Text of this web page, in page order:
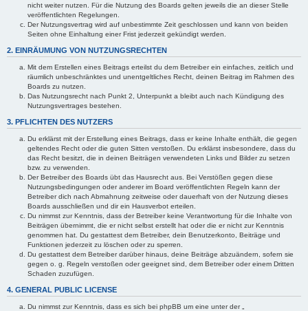
nicht weiter nutzen. Für die Nutzung des Boards gelten jeweils die an dieser Stelle
veröffentlichten Regelungen.
Der Nutzungsvertrag wird auf unbestimmte Zeit geschlossen und kann von beiden
Seiten ohne Einhaltung einer Frist jederzeit gekündigt werden.
2. EINRÄUMUNG VON NUTZUNGSRECHTEN
Mit dem Erstellen eines Beitrags erteilst du dem Betreiber ein einfaches, zeitlich und
räumlich unbeschränktes und unentgeltliches Recht, deinen Beitrag im Rahmen des
Boards zu nutzen.
Das Nutzungsrecht nach Punkt 2, Unterpunkt a bleibt auch nach Kündigung des
Nutzungsvertrages bestehen.
3. PFLICHTEN DES NUTZERS
Du erklärst mit der Erstellung eines Beitrags, dass er keine Inhalte enthält, die gegen
geltendes Recht oder die guten Sitten verstoßen. Du erklärst insbesondere, dass du
das Recht besitzt, die in deinen Beiträgen verwendeten Links und Bilder zu setzen
bzw. zu verwenden.
Der Betreiber des Boards übt das Hausrecht aus. Bei Verstößen gegen diese
Nutzungsbedingungen oder anderer im Board veröffentlichten Regeln kann der
Betreiber dich nach Abmahnung zeitweise oder dauerhaft von der Nutzung dieses
Boards ausschließen und dir ein Hausverbot erteilen.
Du nimmst zur Kenntnis, dass der Betreiber keine Verantwortung für die Inhalte von
Beiträgen übernimmt, die er nicht selbst erstellt hat oder die er nicht zur Kenntnis
genommen hat. Du gestattest dem Betreiber, dein Benutzerkonto, Beiträge und
Funktionen jederzeit zu löschen oder zu sperren.
Du gestattest dem Betreiber darüber hinaus, deine Beiträge abzuändern, sofern sie
gegen o. g. Regeln verstoßen oder geeignet sind, dem Betreiber oder einem Dritten
Schaden zuzufügen.
4. GENERAL PUBLIC LICENSE
Du nimmst zur Kenntnis, dass es sich bei phpBB um eine unter der „